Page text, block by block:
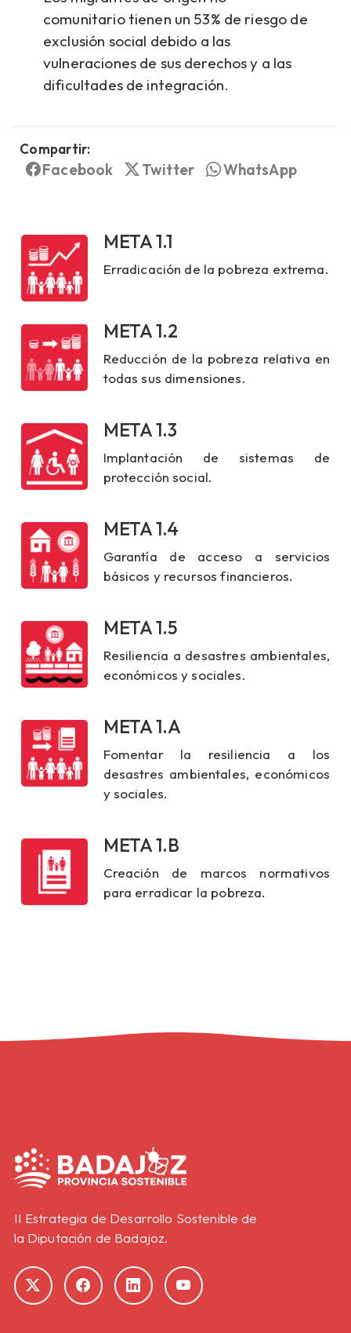
comunitario tienen un 53% de riesgo de
exclusión social debido a las
vulneraciones de sus derechos y a las
dificultades de integración.
Compartir:
Facebook Twitter WhatsApp
META 1.1
Erradicación de la pobreza extrema.
META 1.2
Reducción de la pobreza relativa en
todas sus dimensiones.
META 1.3
Implantación de sistemas de
protección social.
META 1.4
Garantía de acceso a servicios
básicos y recursos financieros.
META 1.5
Resiliencia a desastres ambientales,
económicos y sociales.
META 1.A
Fomentar la resiliencia a los
desastres ambientales, económicos
y sociales.
META 1.B
Creación de marcos normativos
para erradicar la pobreza.
II Estrategia de Desarrollo Sostenible de
la Diputación de Badajoz.